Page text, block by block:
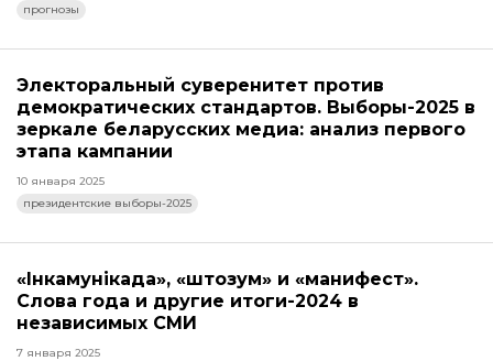
прогнозы
Электоральный суверенитет против
демократических стандартов. Выборы-2025 в
зеркале беларусских медиа: анализ первого
этапа кампании
10 января 2025
президентские выборы-2025
«Інкамунікада», «штозум» и «манифест».
Слова года и другие итоги-2024 в
независимых СМИ
7 января 2025